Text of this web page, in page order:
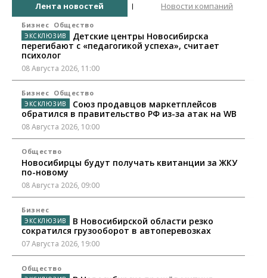
Лента новостей Новости компаний
Бизнес Общество
Детские центры Новосибирска
перегибают с «педагогикой успеха», считает
психолог
08 Августа 2026, 11:00
Бизнес Общество
Союз продавцов маркетплейсов
обратился в правительство РФ из-за атак на WB
08 Августа 2026, 10:00
Общество
Новосибирцы будут получать квитанции за ЖКУ
по-новому
08 Августа 2026, 09:00
Бизнес
В Новосибирской области резко
сократился грузооборот в автоперевозках
07 Августа 2026, 19:00
Общество